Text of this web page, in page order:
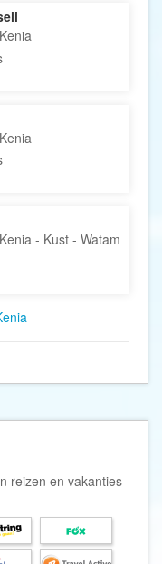
Kenia
Kenia
Kenia - Kust - Watamu
reizen en vakanties